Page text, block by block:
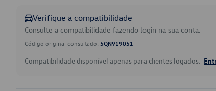
Verifique a compatibilidade
Consulte a compatibilidade fazendo login na sua conta.
Código original consultado: 5QN919051
Compatibilidade disponível apenas para clientes logados.